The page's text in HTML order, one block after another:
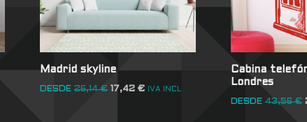
Madrid skyline
DESDE 26,14€ 17,42€ IVA INCL
Cabina
Londres
DESDE 43,56€